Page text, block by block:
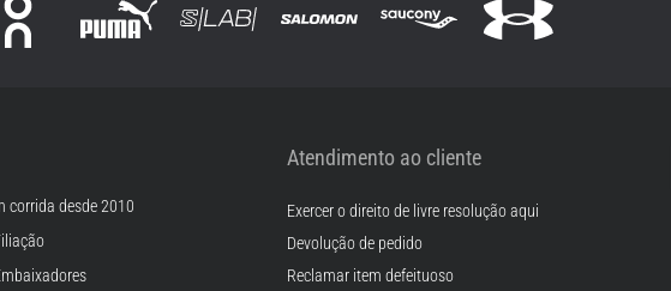
corrida desde 2010
Atendimento ao cliente
Exercer o direito de livre resolução aqui
Devolução de pedido
Reclamar item defeituoso